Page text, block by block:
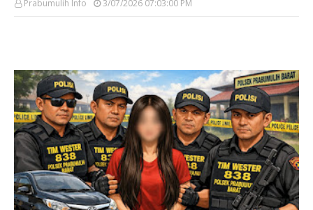
Prabumulih Info 3/07/2026 07:03:00 PM